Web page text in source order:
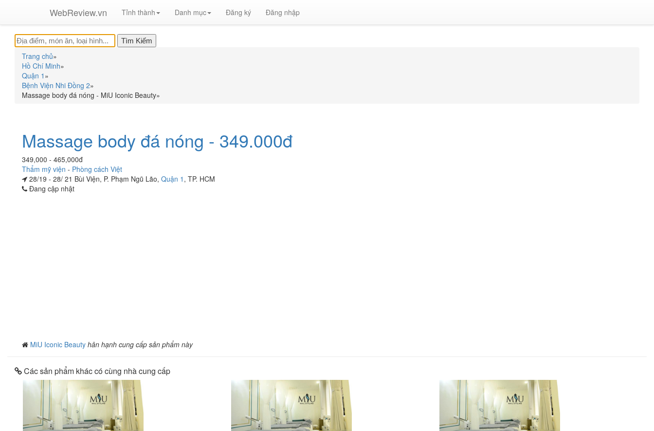
WebReview.vn Tỉnh thành Danh mục Đăng ký Đăng nhập
Trang chủ»
Hồ Chí Minh»
Quận 1 »
Bệnh Viện Nhi Đồng 2»
Massage body đá nóng - MiU Iconic Beauty»
Massage body đá nóng - 349.000đ
349,000 - 465,000đ
Thẩm mỹ viện - Phòng cách Việt
28/19 - 28/ 21 Bùi Viện, P. Phạm Ngũ Lão, Quận 1 , TP. HCM
Đang cập nhật
MiU Iconic Beauty hân hạnh cung cấp sản phẩm này
Các sản phẩm khác có cùng nhà cung cấp